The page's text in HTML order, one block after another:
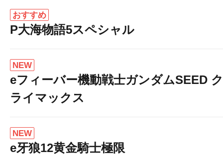
✨ご案内
おすすめ
P大海物語5スペシャル
NEW
eフィーバー機動戦士ガンダムSEED ク
ライマックス
NEW
e牙狼12黄金騎士極限